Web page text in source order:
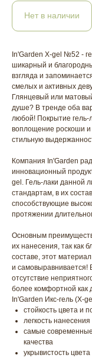
Нет в наличии
In'Garden X-gel №52 -
шикарный и
взгляда и
смелых и активных
Глянцевый или
душе? В тренде оба
любой! Покрытие
воплощение роскоши и
стильную
Компания In'Garden
инновационный
gel. Гель-лаки данной
стандартам, в их
способствующие
протяжении
Основным
их нанесения, так как
составе, этот
и самовыравнивается!
отсутствие
более комфортной как
In'Garden Икс-гель (X-
стойкость цвета и
легкость нанесения
самые
качества
укрывистость